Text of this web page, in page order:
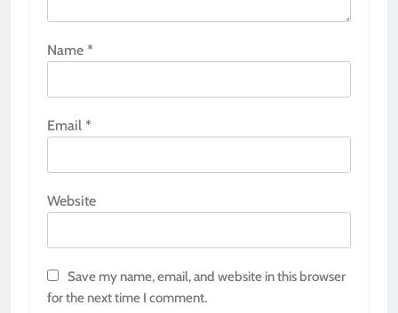
Name *
Email *
Website
Save my name, email, and website in this browser
for the next time I comment.